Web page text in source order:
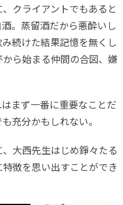
クライアントでもあると
。蒸留酒だから悪酔いし
続けた結果記憶を無くし
ら始まる仲間の合図、嫌
まず一番に重要なことだ
充分かもしれない。
大西先生はじめ錚々たる
徴を思い出すことができ